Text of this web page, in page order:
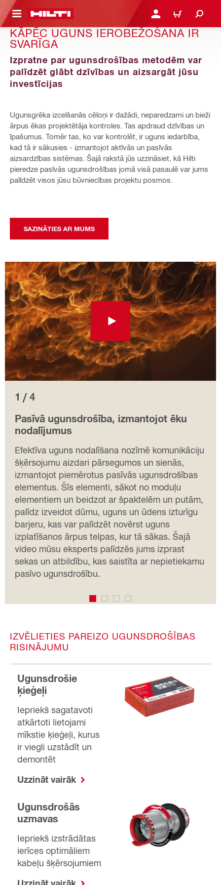
SATURU PIESLĒGTIES VAI
IEPIRKŠANĀS
KĀPĒC UGUNS IEROBEŽOŠANA IR
SVARĪGA
Izpratne par ugunsdrošības metodēm var
palīdzēt glābt dzīvības un aizsargāt jūsu
investīcijas
Ugunsgrēka izcelšanās cēloņi ir dažādi, neparedzami un bieži
ārpus ēkas projektētāja kontroles. Tas apdraud dzīvības un
īpašumus. Tomēr tas, ko var kontrolēt, ir uguns iedarbība,
kad tā ir sākusies - izmantojot aktīvās un pasīvās
aizsardzības sistēmas. Šajā rakstā jūs uzzināsiet, kā Hilti
pieredze pasīvās ugunsdrošības jomā visā pasaulē var jums
palīdzēt visos jūsu būvniecības projektu posmos.
SAZINĀTIES AR MUMS
1 / 4
Pasīvā ugunsdrošība, izmantojot ēku
nodalījumus
Efektīva uguns nodalīšana nozīmē komunikāciju
šķērsojumu aizdari pārsegumos un sienās,
izmantojot piemērotus pasīvās ugunsdrošības
elementus. Šīs elementi, sākot no moduļu
elementiem un beidzot ar špaktelēm un putām,
palīdz izveidot dūmu, uguns un ūdens izturīgu
barjeru, kas var palīdzēt novērst uguns
izplatīšanos ārpus telpas, kur tā sākas. Šajā
video mūsu eksperts palīdzēs jums izprast
sekas un atbildību, kas saistīta ar nepietiekamu
pasīvo ugunsdrošību.
IZVĒLIETIES PAREIZO UGUNSDROŠĪBAS
RISINĀJUMU
Ugunsdrošie
ķieģeļi
Iepriekš sagatavoti
atkārtoti lietojami
mīkstie ķieģeļi, kurus
ir viegli uzstādīt un
demontēt
Uzzināt vairāk
Ugunsdrošās
uzmavas
Iepriekš izstrādātas
ierīces optimāliem
kabeļu šķērsojumiem